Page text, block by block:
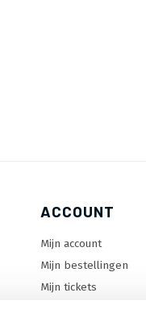
ACCOUNT
Mijn account
Mijn bestellingen
Mijn tickets